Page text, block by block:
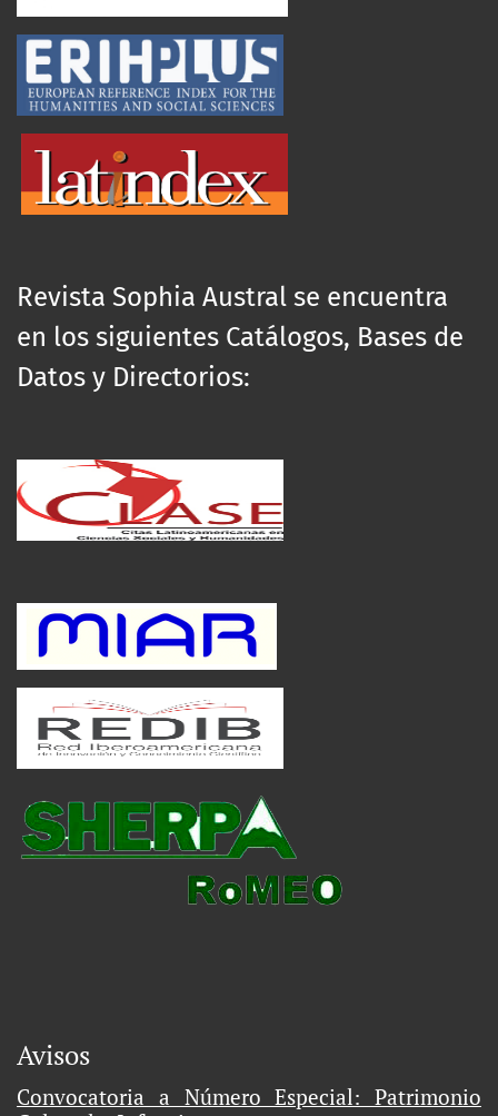
Revista Sophia Austral se encuentra
en los siguientes Catálogos, Bases de
Datos y Directorios:
Avisos
Convocatoria a Número Especial: Patrimonio